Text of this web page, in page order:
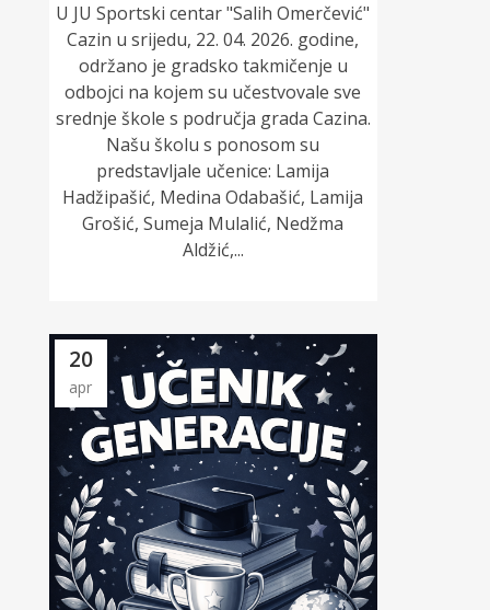
U JU Sportski centar "Salih Omerčević"
Cazin u srijedu, 22. 04. 2026. godine,
održano je gradsko takmičenje u
odbojci na kojem su učestvovale sve
srednje škole s područja grada Cazina.
Našu školu s ponosom su
predstavljale učenice: Lamija
Hadžipašić, Medina Odabašić, Lamija
Grošić, Sumeja Mulalić, Nedžma
Aldžić,...
20
apr